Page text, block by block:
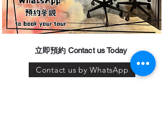
​立即預約 Contact us Today
Contact us by WhatsApp